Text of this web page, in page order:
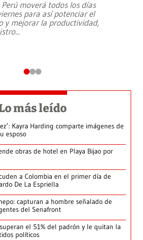
moverá todos los días
para así potenciar el
y mejorar la productividad,
...
más leído
Kayra Harding comparte imágenes de
esposo
obras de hotel en Playa Bijao por
a Colombia en el primer día de
De La Espriella
capturan a hombre señalado de
del Senafront
el 51% del padrón y le quitan la
políticos